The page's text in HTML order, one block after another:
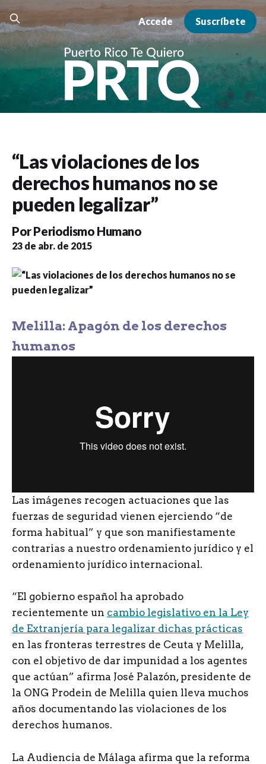
Accede Suscríbete
“Las violaciones de los
derechos humanos no se
pueden legalizar”
PorPeriodismo Humano
23 de abr. de 2015
Melilla: Apagón de los derechos
humanos
Las imágenes recogen actuaciones que las
fuerzas de seguridad vienen ejerciendo “de
forma habitual” y que son manifiestamente
contrarias a nuestro ordenamiento jurídico y el
ordenamiento jurídico internacional.
“El gobierno español ha aprobado
recientemente un cambio legislativo en la Ley
de Extranjería para legalizar dichas prácticas
en las fronteras terrestres de Ceuta y Melilla,
con el objetivo de dar impunidad a los agentes
que actúan” afirma José Palazón, presidente de
la ONG Prodein de Melilla quien lleva muchos
años documentando las violaciones de los
derechos humanos.
La Audiencia de Málaga afirma que la reforma